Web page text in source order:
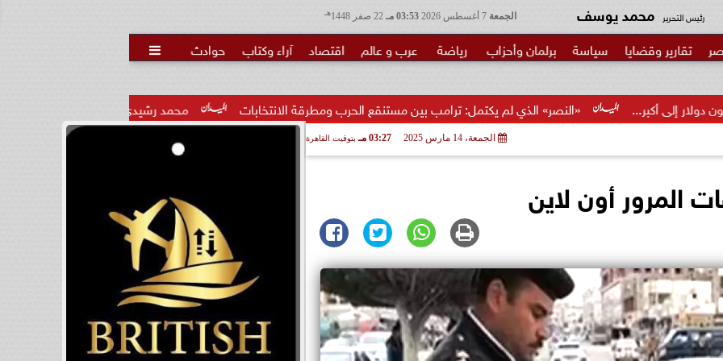
الجمعة 03:53 مـ هـ رئيس التحرير محمد يوسف
تقارير وقضايا سياسة برلمان وأحزاب رياضة عرب و عالم اقتصاد آراء وكتاب حوادث 
محمد رشيدي: لقاء الرئيس السيسي وملك البحرين «النصر» الذي لم يكتمل: ترامب بين مستنقع الحرب ومطرقة الانتخابات
الجمعة، 14 مارس 2025 03:27 مـ بتوقيت القاهرة
المرور أون لاين